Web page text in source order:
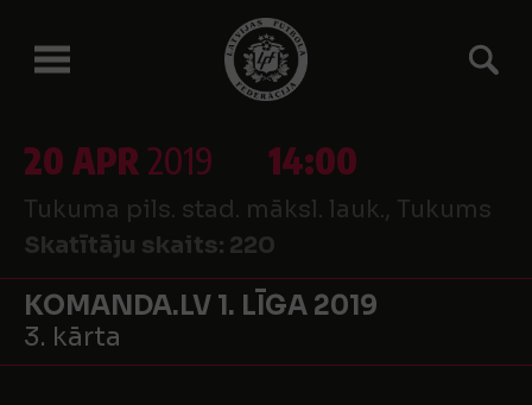
20 APR2019 14:00
Tukuma pils. stad. māksl. lauk., Tukums
Skatītāju skaits: 220
KOMANDA.LV 1. LĪGA 2019
3. kārta